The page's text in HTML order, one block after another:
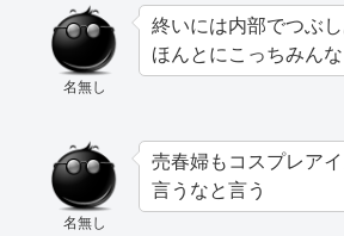
名無し
終いには内部でつぶ
ほんとにこっちみん
名無し
売春婦もコスプレア
言うなと言う